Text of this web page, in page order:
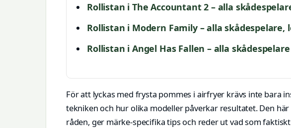
Rollistan i The Accountant 2 – alla
Rollistan i Modern Family – alla skådespelare,
Rollistan i Angel Has Fallen – alla skådespelare
För att lyckas med frysta pommes i airfryer krävs inte bara
tekniken och hur olika modeller påverkar resultatet. Den
råden, ger märke-specifika tips och reder ut vad som